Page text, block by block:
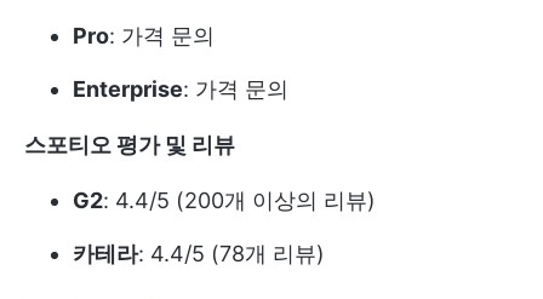
Pro: 가격 문의
Enterprise: 가격 문의
스포티오 평가 및 리뷰
G2: 4.4/5 (200개 이상의 리뷰)
카테라: 4.4/5 (78개 리뷰)